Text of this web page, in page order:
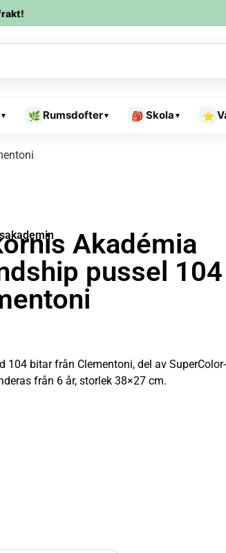
▾ 🌿 Rumsdofter▾ 🎒 Skola ▾ ⭐
Akadémia
pussel
104 bitar från Clementoni, del av
från 6 år, storlek 38×27 cm.